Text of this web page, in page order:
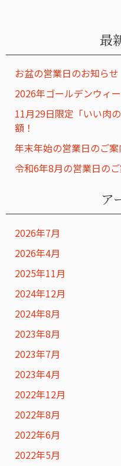
最
お盆の営業日のお知らせ
2026年ゴールデンウィ
11月29日限定「いい肉
額！
年末年始の営業日のご案
令和6年8月の営業日の
ア
2026年7月
2026年4月
2025年11月
2024年12月
2024年8月
2023年8月
2023年7月
2023年4月
2022年12月
2022年8月
2022年6月
2022年5月